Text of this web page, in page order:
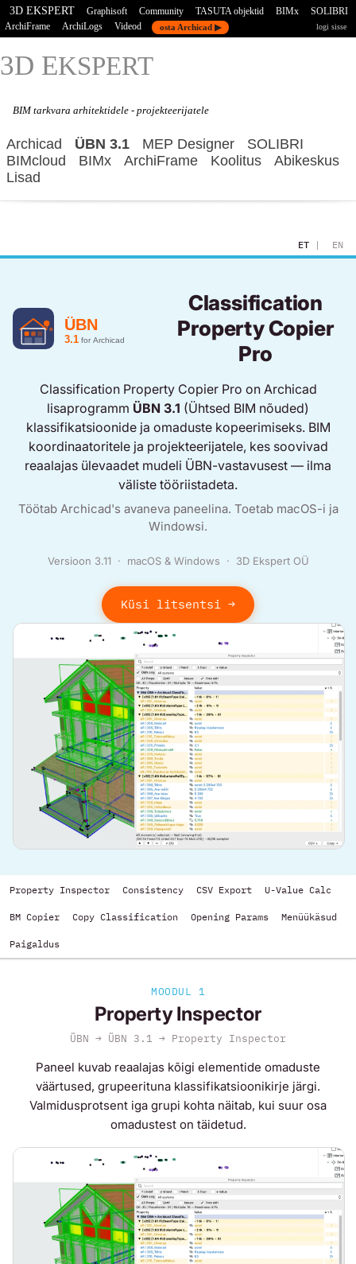
3D EKSPERT Graphisoft Community TASUTA objektid BIMx
SOLIBRI
ArchiFrame
ArchiLogs Videod osta Archicad ▶ logi sisse
3D EKSPERT
BIM tarkvara arhitektidele - projekteerijatele
Archicad ÜBN 3.1 MEP Designer
SOLIBRI
BIMcloud
BIMx ArchiFrame Koolitus
Abikeskus
Lisad
ET | EN
Classification
Property Copier
Pro
Classification Property Copier Pro on Archicad
lisaprogramm ÜBN 3.1 (Ühtsed BIM nõuded)
klassifikatsioonide ja omaduste kopeerimiseks. BIM
koordinaatoritele ja projekteerijatele, kes soovivad
reaalajas ülevaadet mudeli ÜBN-vastavusest — ilma
väliste tööriistadeta.
Töötab Archicad's avaneva paneelina. Toetab macOS-i ja
Windowsi.
Versioon 3.11 · macOS & Windows · 3D Ekspert OÜ
Küsi litsentsi →
Property Inspector Consistency CSV Export U-Value Calc
BM Copier Copy Classification Opening Params Menüükäsud
Paigaldus
MOODUL 1
Property Inspector
ÜBN → ÜBN 3.1 → Property Inspector
Paneel kuvab reaalajas kõigi elementide omaduste
väärtused, grupeerituna klassifikatsioonikirje järgi.
Valmidusprotsent iga grupi kohta näitab, kui suur osa
omadustest on täidetud.